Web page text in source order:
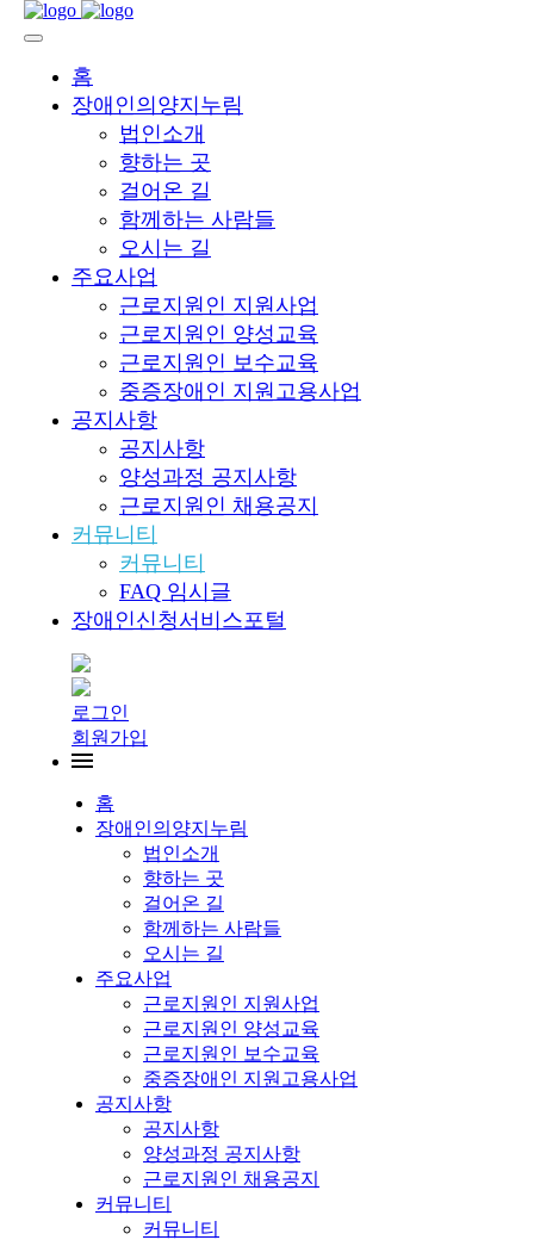
홈
장애인의양지누림
법인소개
향하는 곳
걸어온 길
함께하는 사람들
오시는 길
주요사업
근로지원인 지원사업
근로지원인 양성교육
근로지원인 보수교육
중증장애인 지원고용사업
공지사항
공지사항
양성과정 공지사항
근로지원인 채용공지
커뮤니티
커뮤니티
FAQ 임시글
장애인신청서비스포털
로그인
회원가입
홈
장애인의양지누림
법인소개
향하는 곳
걸어온 길
함께하는 사람들
오시는 길
주요사업
근로지원인 지원사업
근로지원인 양성교육
근로지원인 보수교육
중증장애인 지원고용사업
공지사항
공지사항
양성과정 공지사항
근로지원인 채용공지
커뮤니티
커뮤니티